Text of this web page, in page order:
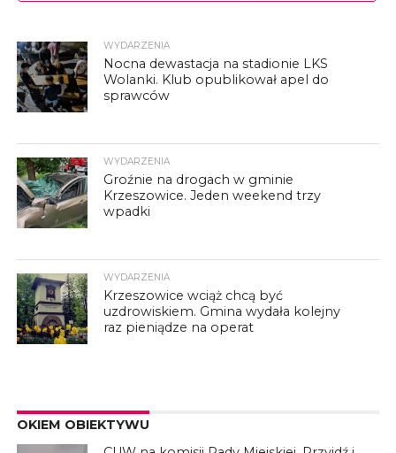
WYDARZENIA
Nocna dewastacja na stadionie LKS
Wolanki. Klub opublikował apel do
sprawców
WYDARZENIA
Groźnie na drogach w gminie
Krzeszowice. Jeden weekend trzy
wpadki
WYDARZENIA
Krzeszowice wciąż chcą być
uzdrowiskiem. Gmina wydała kolejny
raz pieniądze na operat
OKIEM OBIEKTYWU